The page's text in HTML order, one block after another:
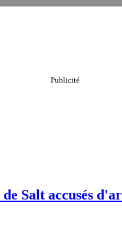
de Salt accusés